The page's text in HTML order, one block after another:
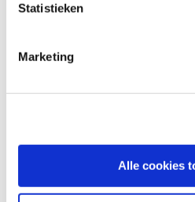
Statistieken
Marketing
Alle cookies
Bridge City
€ 148,00 incl.
€ 122,31 excl. btw